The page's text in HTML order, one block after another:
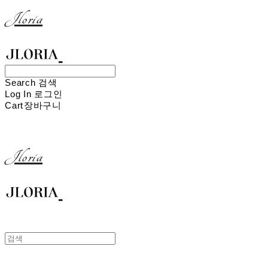
Jloria
Search 검색
Log In 로그인
Cart장바구니
Jloria